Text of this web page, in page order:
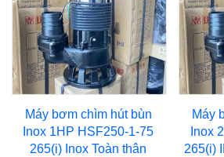
Máy bơm chìm hút bùn
Inox 1HP HSF250-1-75
265(i) Inox Toàn thân
Máy
Inox
265(i)